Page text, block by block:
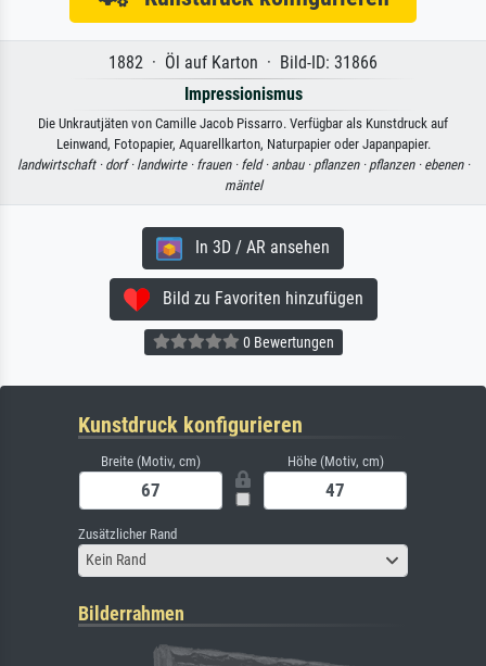
1882 · Öl auf Karton · Bild-ID: 31866
Impressionismus
Die Unkrautjäten von Camille Jacob Pissarro. Verfügbar als Kunstdruck auf
Leinwand, Fotopapier, Aquarellkarton, Naturpapier oder Japanpapier.
landwirtschaft · dorf · landwirte · frauen · feld · anbau · pflanzen · pflanzen · ebenen ·
mäntel
In 3D / AR ansehen
Bild zu Favoriten hinzufügen
0 Bewertungen
Kunstdruck konfigurieren
Breite (Motiv, cm) Höhe (Motiv, cm)
Zusätzlicher Rand
Kein Rand
Bilderrahmen